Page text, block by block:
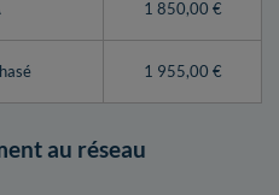
1 850,00 €
1 955,00 €
au réseau